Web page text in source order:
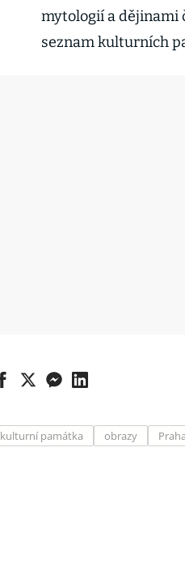
mytologií a dějinami
seznam kulturních
kulturní památka obrazy Praha